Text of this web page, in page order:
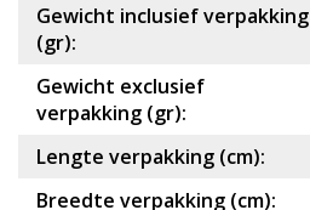
Gewicht inclusief verpakking
(gr):
Gewicht exclusief
verpakking (gr):
Lengte verpakking (cm):
Breedte verpakking (cm):